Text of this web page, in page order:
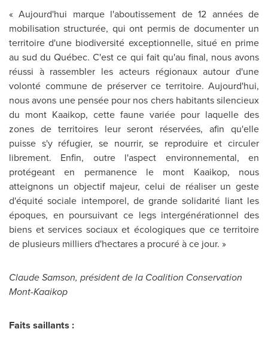
« Aujourd'hui marque l'aboutissement de 12 années de
mobilisation structurée, qui ont permis de documenter un
territoire d'une biodiversité exceptionnelle, situé en prime
au sud du Québec. C'est ce qui fait qu'au final, nous avons
réussi à rassembler les acteurs régionaux autour d'une
volonté commune de préserver ce territoire. Aujourd'hui,
nous avons une pensée pour nos chers habitants silencieux
du mont Kaaikop, cette faune variée pour laquelle des
zones de territoires leur seront réservées, afin qu'elle
puisse s'y réfugier, se nourrir, se reproduire et circuler
librement. Enfin, outre l'aspect environnemental, en
protégeant en permanence le mont Kaaikop, nous
atteignons un objectif majeur, celui de réaliser un geste
d'équité sociale intemporel, de grande solidarité liant les
époques, en poursuivant ce legs intergénérationnel des
biens et services sociaux et écologiques que ce territoire
de plusieurs milliers d'hectares a procuré à ce jour. »
Claude Samson, président de la Coalition Conservation
Mont-Kaaikop
Faits saillants :